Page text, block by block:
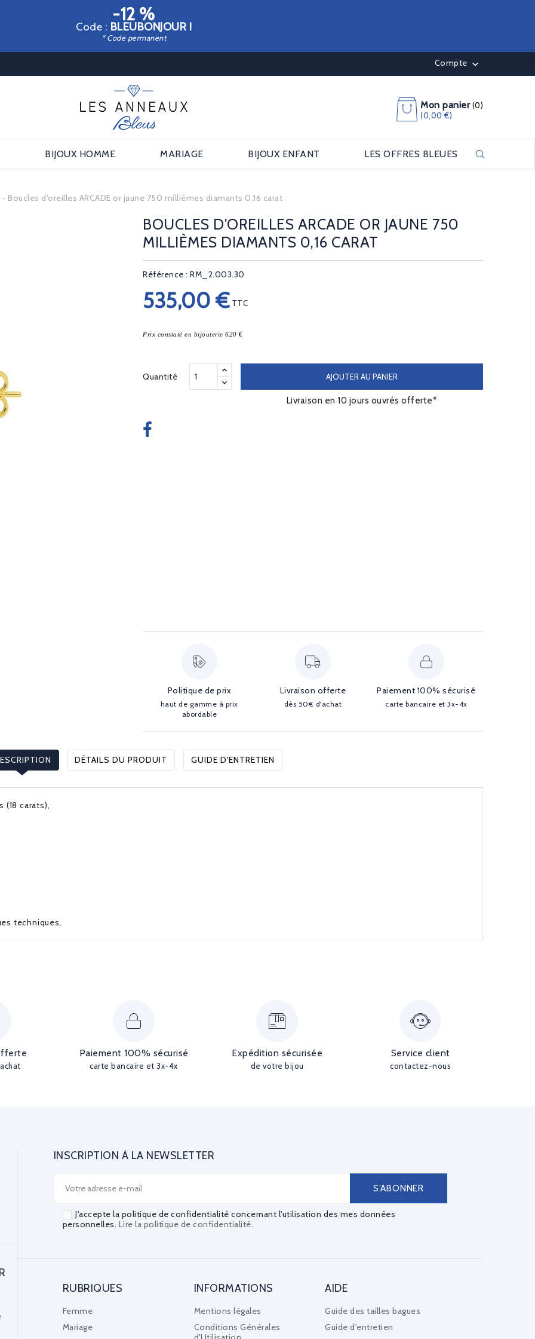
-12 %
Code : BLEUBONJOUR !
* Code permanent
Compte 
Mon panier (0)
(0,00 €)
BIJOUX HOMME MARIAGE BIJOUX ENFANT LES OFFRES BLEUES
Boucles d'oreilles ARCADE or jaune 750 millièmes diamants 0,16 carat
BOUCLES D'OREILLES ARCADE OR JAUNE 750
MILLIÈMES DIAMANTS 0,16 CARAT
Référence : RM_2.003.30
535,00 € TTC
Prix constaté en bijouterie 620 €
Quantité AJOUTER AU PANIER
Livraison en 10 jours ouvrés offerte*
Politique de prix
haut de gamme à prix
abordable
Livraison offerte
dès 50€ d'achat
Paiement 100% sécurisé
carte bancaire et 3x-4x
DÉTAILS DU PRODUIT GUIDE D'ENTRETIEN
carats),
techniques.
Paiement 100% sécurisé
carte bancaire et 3x-4x
Expédition sécurisée
de votre bijou
Service client
contactez-nous
INSCRIPTION À LA NEWSLETTER
J'accepte la politique de confidentialité concernant l'utilisation des mes données
personnelles. Lire la politique de confidentialité.
RUBRIQUES
Femme
Mariage
INFORMATIONS
Mentions légales
Conditions Générales
AIDE
Guide des tailles bagues
Guide d'entretien